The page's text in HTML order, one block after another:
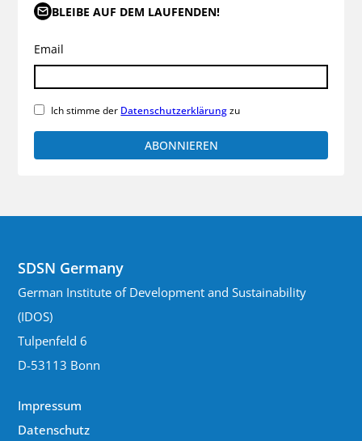
Nachhaltigkeitspolitik
Nachhaltigkeitsstrategie
Narrativ
Naturschutz
Pariser Klimaabkommen
Rechtspopulismus
Regierungshandeln
SDG Summit
SDGs SDR
SDR2023
Suffizienz
Transformation
Umweltschutz
UN SDSN
BLEIBE AUF DEM LAUFENDEN!
Email
Ich stimme der Datenschutzerklärungzu
SDSN Germany
German Institute of Development and Sustainability
(IDOS)
Tulpenfeld 6
D-53113 Bonn
Impressum
Datenschutz